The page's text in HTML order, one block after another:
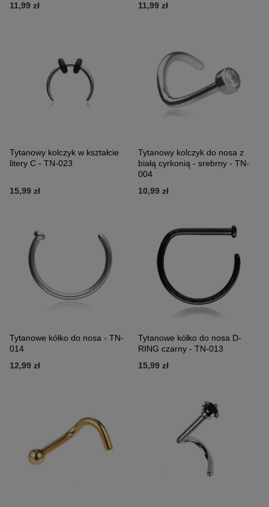
11,99 zł
11,99 zł
Tytanowy kolczyk w kształcie
litery C - TN-023
15,99 zł
Tytanowy kolczyk do nosa z
białą cyrkonią - srebrny - TN-
004
10,99 zł
Tytanowe kółko do nosa - TN-
014
12,99 zł
Tytanowe kółko do nosa D-
RING czarny - TN-013
15,99 zł